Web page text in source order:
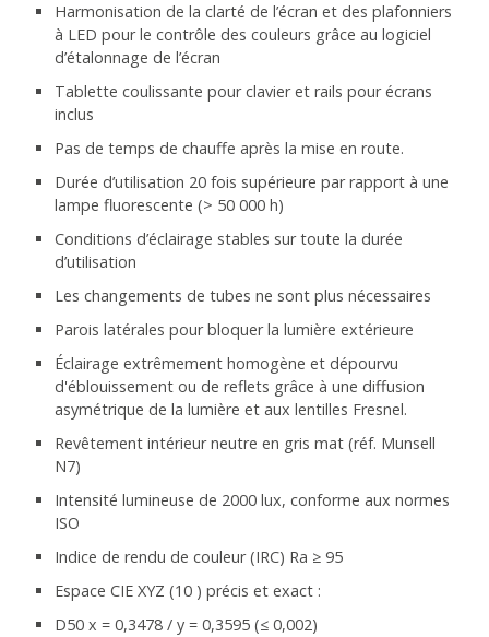
Harmonisation de la clarté de l’écran et des plafonniers
à LED pour le contrôle des couleurs grâce au logiciel
d’étalonnage de l’écran
Tablette coulissante pour clavier et rails pour écrans
inclus
Pas de temps de chauffe après la mise en route.
Durée d’utilisation 20 fois supérieure par rapport à une
lampe fluorescente (> 50 000 h)
Conditions d’éclairage stables sur toute la durée
d’utilisation
Les changements de tubes ne sont plus nécessaires
Parois latérales pour bloquer la lumière extérieure
Éclairage extrêmement homogène et dépourvu
d'éblouissement ou de reflets grâce à une diffusion
asymétrique de la lumière et aux lentilles Fresnel.
Revêtement intérieur neutre en gris mat (réf. Munsell
N7)
Intensité lumineuse de 2000 lux, conforme aux normes
ISO
Indice de rendu de couleur (IRC) Ra ≥ 95
Espace CIE XYZ (10 ) précis et exact :
D50 x = 0,3478 / y = 0,3595 (≤ 0,002)